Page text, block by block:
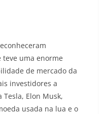
teve uma enorme
de mercado da
investidores a
Elon Musk,
usada na lua e o